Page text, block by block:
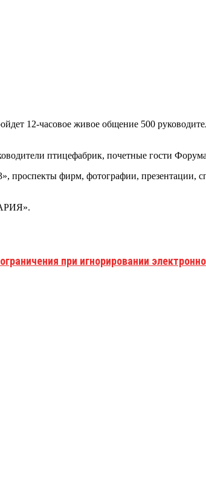
12-часовое живое общение 500
птицефабрик, почетные гости Форума
фирм, фотографии, презентации,
при игнорировании